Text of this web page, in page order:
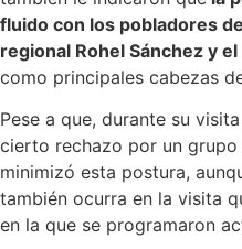
fluido con los pobladores
regional Rohel Sánchez y
como principales cabezas
Pese a que, durante su
cierto rechazo por un
minimizó esta postura,
también ocurra en la visita
en la que se programaron